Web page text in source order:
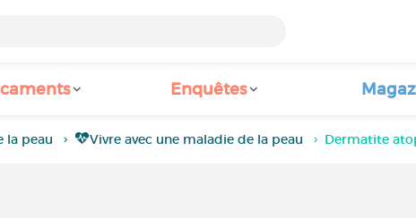
Enquêtes
la peau Vivre avec une maladie de la peau Dermatite